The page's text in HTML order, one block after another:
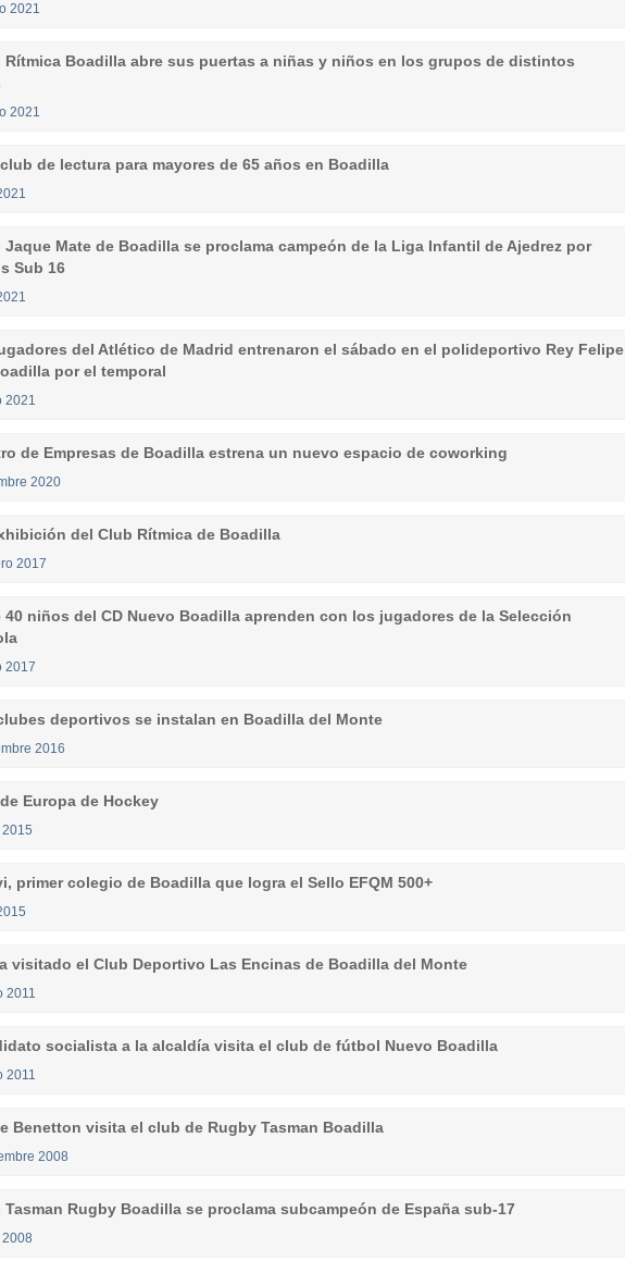
2021
Rítmica Boadilla abre sus puertas a niñas y niños en los grupos de distintos
2021
de lectura para mayores de 65 años en Boadilla
Jaque Mate de Boadilla se proclama campeón de la Liga Infantil de Ajedrez por
Sub 16
del Atlético de Madrid entrenaron el sábado en el polideportivo Rey Felipe
por el temporal
2021
de Empresas de Boadilla estrena un nuevo espacio de coworking
2020
del Club Rítmica de Boadilla
2017
40 niños del CD Nuevo Boadilla aprenden con los jugadores de la Selección
2017
deportivos se instalan en Boadilla del Monte
2016
Europa de Hockey
primer colegio de Boadilla que logra el Sello EFQM 500+
visitado el Club Deportivo Las Encinas de Boadilla del Monte
2011
socialista a la alcaldía visita el club de fútbol Nuevo Boadilla
2011
Benetton visita el club de Rugby Tasman Boadilla
2008
Tasman Rugby Boadilla se proclama subcampeón de España sub-17